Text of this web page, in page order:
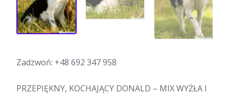
Zadzwoń: +48 692 347 958
PRZEPIĘKNY, KOCHAJĄCY DONALD – MIX WYŻŁA I